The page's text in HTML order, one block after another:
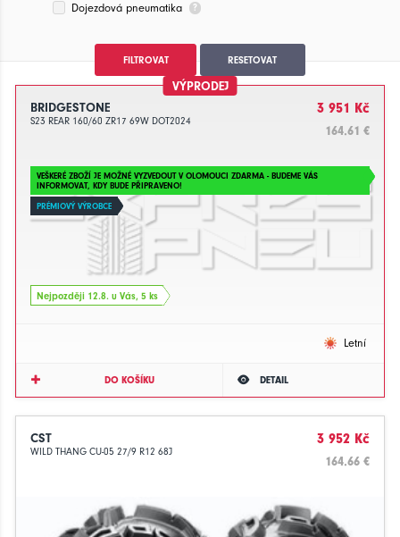
Dojezdová pneumatika
FILTROVAT RESETOVAT
VÝPRODEJ
BRIDGESTONE
S23 REAR 160/60 ZR17 69W DOT2024
3 951 Kč
164.61 €
VEŠKERÉ ZBOŽÍ JE MOŽNÉ VYZVEDOUT V OLOMOUCI ZDARMA - BUDEME VÁS
INFORMOVAT, KDY BUDE PŘIPRAVENO!
PRÉMIOVÝ VÝROBCE
Nejpozději 12.8. u Vás, 5 ks
Letní
DO KOŠÍKU DETAIL
CST
WILD THANG CU-05 27/9 R12 68J
3 952 Kč
164.66 €